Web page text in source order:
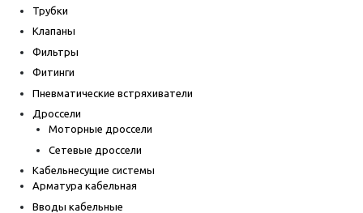
Трубки
Клапаны
Фильтры
Фитинги
Пневматические встряхиватели
Дроссели
Моторные дроссели
Сетевые дроссели
Кабельнесущие системы
Арматура кабельная
Вводы кабельные